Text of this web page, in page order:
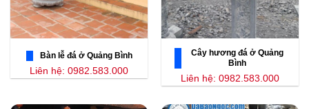
Bàn lễ đá ở Quảng Bình
Liên hệ: 0982.583.000
Cây hương đá ở Quảng
Bình
Liên hệ: 0982.583.000